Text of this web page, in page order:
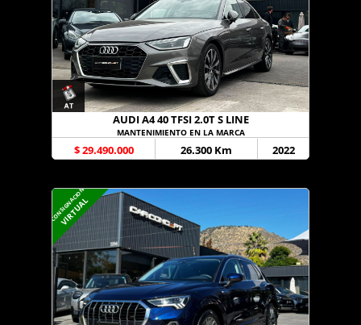
AUDI A4 40 TFSI 2.0T S LINE
MANTENIMIENTO EN LA MARCA
$ 29.490.000 26.300 Km 2022
CONSIGNACION
VIRTUAL